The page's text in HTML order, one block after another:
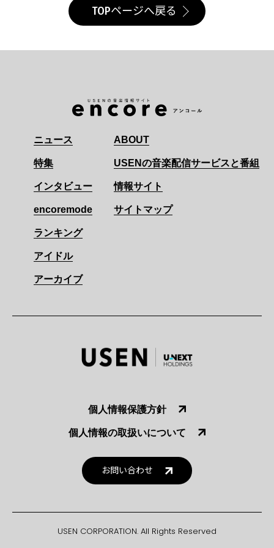
TOPページへ戻る
ニュース
特集
インタビュー
encoremode
ランキング
アイドル
アーカイブ
ABOUT
USENの音楽配信サービスと番組
情報サイト
サイトマップ
個人情報保護方針
個人情報の取扱いについて
お問い合わせ
USEN CORPORATION. All Rights Reserved